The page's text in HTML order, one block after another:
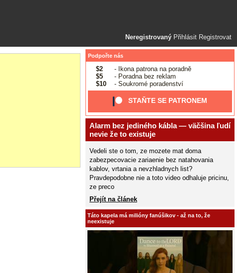
Neregistrovaný Přihlásit Registrovat
Podpořte nás
$2
- Ikona patrona na poradně
$5
- Poradna bez reklam
$10
- Soukromé poradenství
STAŇTE SE PATRONEM
Alarm bez jediného kábla — väčšina ľudí
nevie že to existuje
Vedeli ste o tom, ze mozete mat doma
zabezpecovacie zariaenie bez natahovania
kablov, vrtania a nevzhladnych list?
Pravdepodobne nie a toto video odhaluje pricinu,
ze preco
Přejít na článek
Táto kapela má milióny fanúšikov - až na to, že
neexistuje